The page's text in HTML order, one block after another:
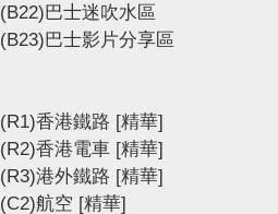
(B22)巴士迷吹水區
(B23)巴士影片分享區
(R1)香港鐵路 [精華]
(R2)香港電車 [精華]
(R3)港外鐵路 [精華]
(C2)航空 [精華]